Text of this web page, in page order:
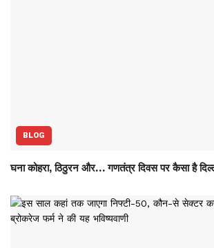
BLOG
घना कोहरा, ठिठुरन और… गणतंत्र दिवस पर कैसा है